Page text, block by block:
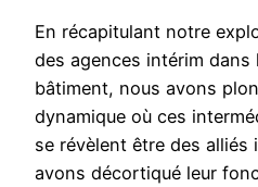
En récapitulant notre
des agences intérim dans
bâtiment, nous avons
dynamique où ces
se révèlent être des alliés
avons décortiqué leur